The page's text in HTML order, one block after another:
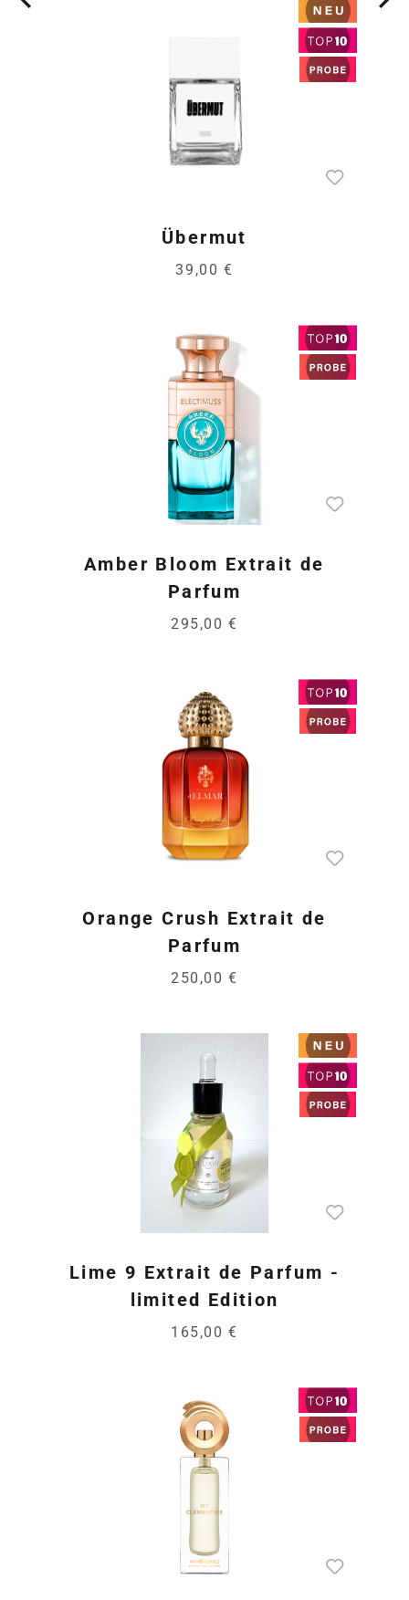
Übermut
39,00 €
Amber Bloom Extrait de
Parfum
295,00 €
Orange Crush Extrait de
Parfum
250,00 €
Lime 9 Extrait de Parfum -
limited Edition
165,00 €